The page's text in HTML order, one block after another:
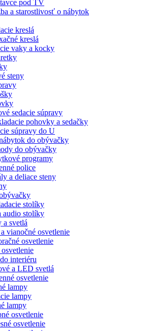
pod TV
a starostlivosť o nábytok
kreslá
kreslá
vaky a kocky
steny
sedacie súpravy
pohovky a sedačky
súpravy do U
do obývačky
do obývačky
programy
police
a deliace steny
stolíky
audio stolíky
a svetlá
vianočné osvetlenie
osvetlenie
interiéru
a LED svetlá
osvetlenie
lampy
lampy
lampy
osvetlenie
osvetlenie